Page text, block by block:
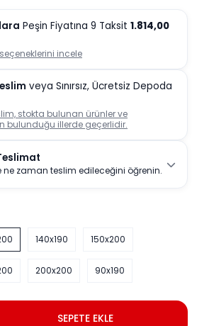
Peşin Fiyatına 9 Taksit 1.814,00
incele
veya Sınırsız, Ücretsiz Depoda
stokta bulunan ürünler ve
bulunduğu illerde geçerlidir.
ne zaman teslim edileceğini öğrenin.
140x190 150x200
200x200 90x190
SEPETE EKLE